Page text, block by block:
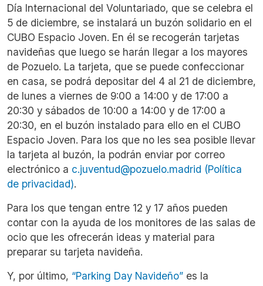
Día Internacional del Voluntariado, que se celebra el
5 de diciembre, se instalará un buzón solidario en el
CUBO Espacio Joven. En él se recogerán tarjetas
navideñas que luego se harán llegar a los mayores
de Pozuelo. La tarjeta, que se puede confeccionar
en casa, se podrá depositar del 4 al 21 de diciembre,
de lunes a viernes de 9:00 a 14:00 y de 17:00 a
20:30 y sábados de 10:00 a 14:00 y de 17:00 a
20:30, en el buzón instalado para ello en el CUBO
Espacio Joven. Para los que no les sea posible llevar
la tarjeta al buzón, la podrán enviar por correo
electrónico a c.juventud@pozuelo.madrid (Política
de privacidad).
Para los que tengan entre 12 y 17 años pueden
contar con la ayuda de los monitores de las salas de
ocio que les ofrecerán ideas y material para
preparar su tarjeta navideña.
Y, por último, “Parking Day Navideño” es la